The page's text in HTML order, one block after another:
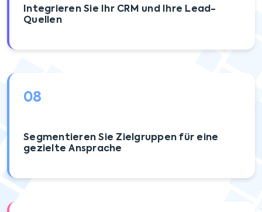
Integrieren Sie Ihr CRM und Ihre Lead-
Quellen
08
Segmentieren Sie Zielgruppen für eine
gezielte Ansprache